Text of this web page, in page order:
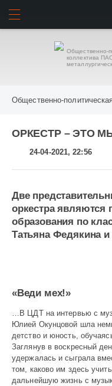
Общественно-
коллектива
Общественно-
ОРКЕСТР – ЭТО
24-04-2021, 22:56
Династии
1
Две
оркестра являются
образования по
Татьяна Федякина
«Веди мех!»
…В ЦДТ на интервью с
Юлией Окунцовой шла
детство и юность,
Заглянув в воскресный
удержалась и сыграла
том, каково им здесь
дальнейшую жизнь с